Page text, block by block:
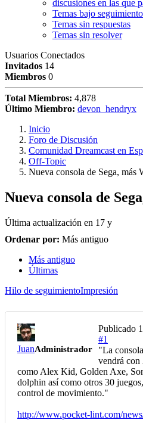
discusiones en las que
Temas bajo seguimiento
Temas sin respuestas
Temas sin resolver
Usuarios Conectados
Invitados 14
Miembros 0
Total Miembros: 4,878
Último Miembro: devon_hendryx
Inicio
Foro de Discusión
Comunidad Dreamcast en
Off-Topic
Nueva consola de Sega, más
Nueva consola de
Última actualización en 17 y
Ordenar por: Más antiguo
Más antiguo
Últimas
Hilo de seguimientoImpresión
JuanAdministrador
Publicado
#1
"La
vendrá con
como Alex Kid, Golden Axe,
dolphin así como otros 30
control de movimiento."
http://www.pocket-lint.com/